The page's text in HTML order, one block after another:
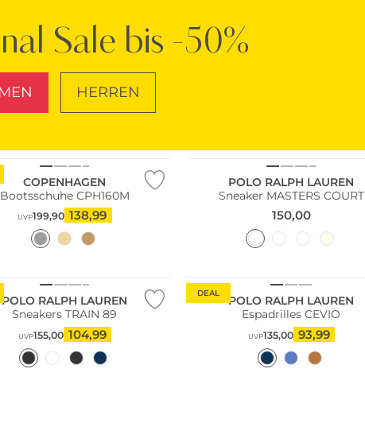
Sale bis -50%
HERREN
COPENHAGEN
Bootsschuhe CPH160M
UVP199,90 138,99
POLO RALPH LAUREN
Sneaker MASTERS COURT
150,00
POLO RALPH LAUREN
Sneakers TRAIN 89
UVP155,00 104,99
DEAL
POLO RALPH LAUREN
Espadrilles CEVIO
UVP135,00 93,99